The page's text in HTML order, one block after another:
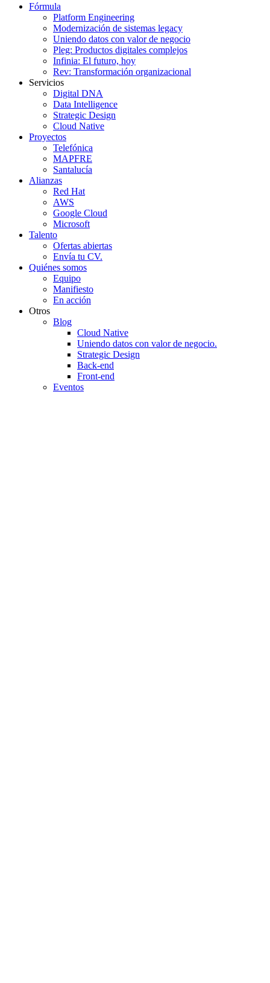
Fórmula
Platform Engineering
Modernización de sistemas legacy
Uniendo datos con valor de negocio
Pleg: Productos digitales complejos
Infinia: El futuro, hoy
Rev: Transformación organizacional
Servicios
Digital DNA
Data Intelligence
Strategic Design
Cloud Native
Proyectos
Telefónica
MAPFRE
Santalucía
Alianzas
Red Hat
AWS
Google Cloud
Microsoft
Talento
Ofertas abiertas
Envía tu CV.
Quiénes somos
Equipo
Manifiesto
En acción
Otros
Blog
Cloud Native
Uniendo datos con valor de negocio.
Strategic Design
Back-end
Front-end
Eventos